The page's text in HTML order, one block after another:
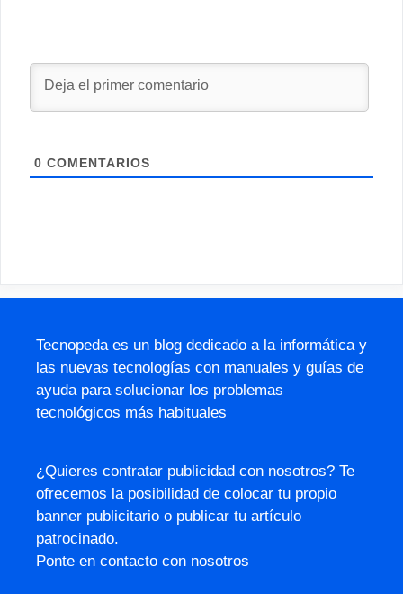
0 COMENTARIOS
Tecnopeda es un blog dedicado a la informática y
las nuevas tecnologías con manuales y guías de
ayuda para solucionar los problemas
tecnológicos más habituales
¿Quieres contratar publicidad con nosotros? Te
ofrecemos la posibilidad de colocar tu propio
banner publicitario o publicar tu artículo
patrocinado.
Ponte en contacto con nosotros